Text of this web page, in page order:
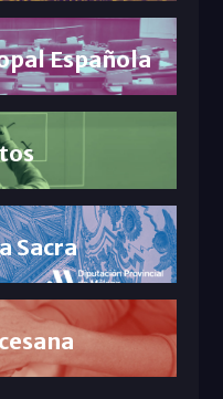
Española
Sacra